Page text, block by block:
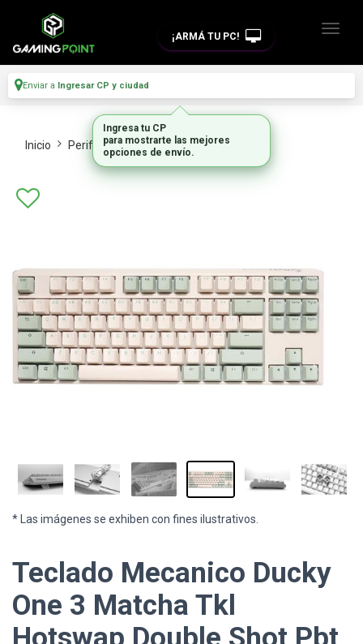
¡ARMÁ TU PC!
Enviar a Ingresar CP y ciudad
Inicio Perifericos Teclados
* Las imágenes se exhiben con fines ilustrativos.
Teclado Mecanico Ducky
One 3 Matcha Tkl
Ingresa tu CP
para mostrarte las mejores
opciones de envío.